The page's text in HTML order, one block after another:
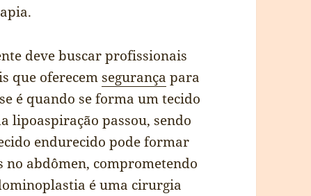
deve buscar profissionais
que oferecem segurança para
é quando se forma um tecido
lipoaspiração passou, sendo
endurecido pode formar
no abdômen, comprometendo
é uma cirurgia